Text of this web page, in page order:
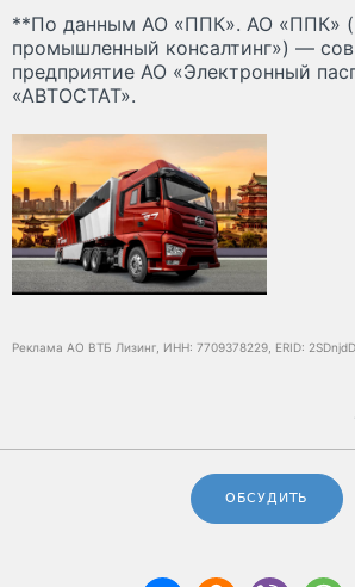
**По данным АО «ППК». АО «ППК»
промышленный консалтинг») —
предприятие АО «Электронный
«АВТОСТАТ».
Реклама АО ВТБ Лизинг, ИНН: 7709378229, ERID:
ОБСУДИТЬ